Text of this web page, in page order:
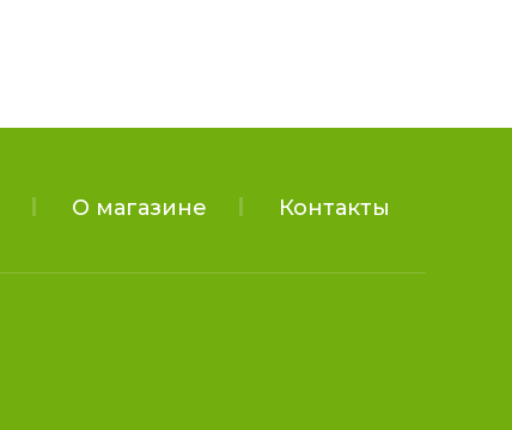
О магазине Контакты